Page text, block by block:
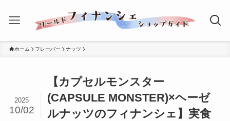
ホーム フレーバー ナッツ
【カプセルモンスター
(CAPSULE MONSTER)×ヘーゼ
ルナッツのフィナンシェ】実食
2025
10/02